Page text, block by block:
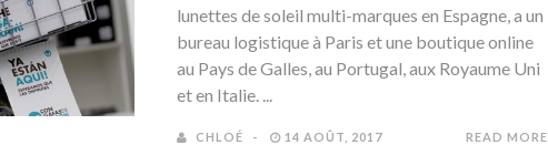
lunettes de soleil multi-marques en Espagne, a un
bureau logistique à Paris et une boutique online
au Pays de Galles, au Portugal, aux Royaume Uni
et en Italie. ...
CHLOÉ 14 AOÛT, 2017 READ MORE